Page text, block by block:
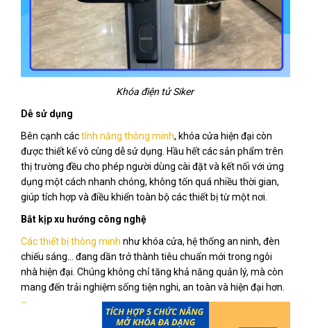
Khóa điện tử Siker
Dễ sử dụng
Bên cạnh cáctính năng thông minh, khóa cửa hiện đại còn
được thiết kế vô cùng dễ sử dụng. Hầu hết các sản phẩm trên
thị trường đều cho phép người dùng cài đặt và kết nối với ứng
dụng một cách nhanh chóng, không tốn quá nhiều thời gian,
giúp tích hợp và điều khiển toàn bộ các thiết bị từ một nơi.
Bắt kịp xu hướng công nghệ
Các thiết bị thông minh như khóa cửa, hệ thống an ninh, đèn
chiếu sáng... đang dần trở thành tiêu chuẩn mới trong ngôi
nhà hiện đại. Chúng không chỉ tăng khả năng quản lý, mà còn
mang đến trải nghiệm sống tiện nghi, an toàn và hiện đại hơn.